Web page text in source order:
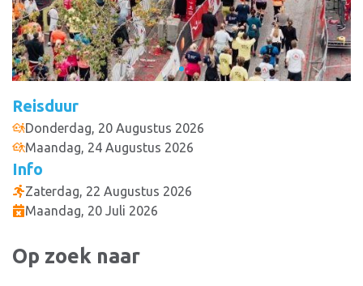
Reisduur
Donderdag, 20 Augustus 2026
Maandag, 24 Augustus 2026
Info
Zaterdag, 22 Augustus 2026
Maandag, 20 Juli 2026
Op zoek naar